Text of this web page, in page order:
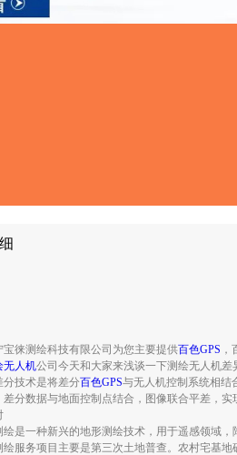
宝徕测绘科技有限公司为您主要提供百色GPS
无人机公司今天和大家来浅谈一下测绘无人机差
分技术是将差分百色GPS与无人机控制系统相结
差分数据与地面控制点结合，图像联合平差，
绘是一种新兴的地形测绘技术，用于遥感领域
绘服务项目主要是第三次土地普查。农村宅基